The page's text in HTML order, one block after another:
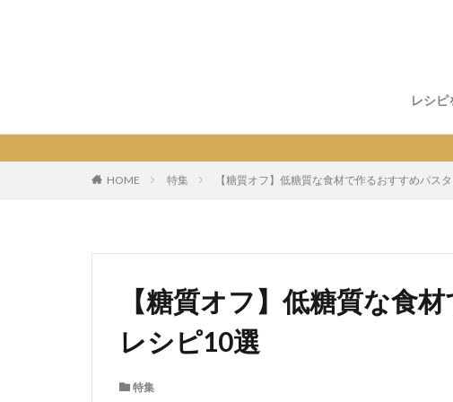
レシピ
HOME 特集 【糖質オフ】低糖質な食材で作るおすすめパス
【糖質オフ】低糖質な食
レシピ10選
特集